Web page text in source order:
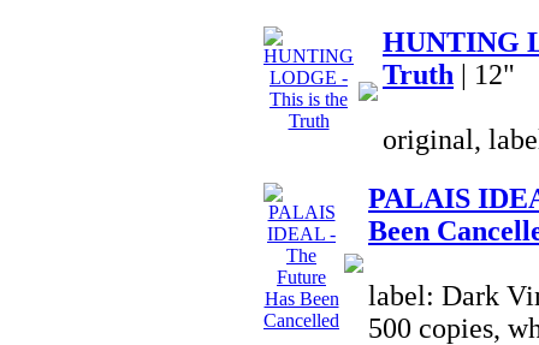
HUNTING
Truth | 12"
original,
PALAIS
Been
label: Dark
500 copies,